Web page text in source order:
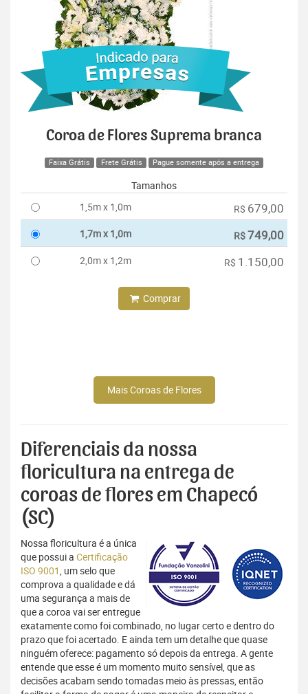
Coroa de Flores Suprema branca
Faixa Grátis Frete Grátis Pague somente após a entrega
Tamanhos
1,5m x 1,0m
R$ 679,00
1,7m x 1,0m R$749,00
2,0m x 1,2m R$ 1.150,00
Comprar
Mais Coroas de Flores
Diferenciais da nossa
floricultura na entrega de
coroas de flores em Chapecó
(SC)
Nossa floricultura é a única
que possui a Certificação
ISO 9001, um selo que
comprova a qualidade e dá
uma segurança a mais de
que a coroa vai ser entregue
exatamente como foi combinado, no lugar certo e dentro do
prazo que foi acertado. E ainda tem um detalhe que quase
ninguém oferece: pagamento só depois da entrega. A gente
entende que esse é um momento muito sensível, que as
decisões acabam sendo tomadas meio às pressas, então